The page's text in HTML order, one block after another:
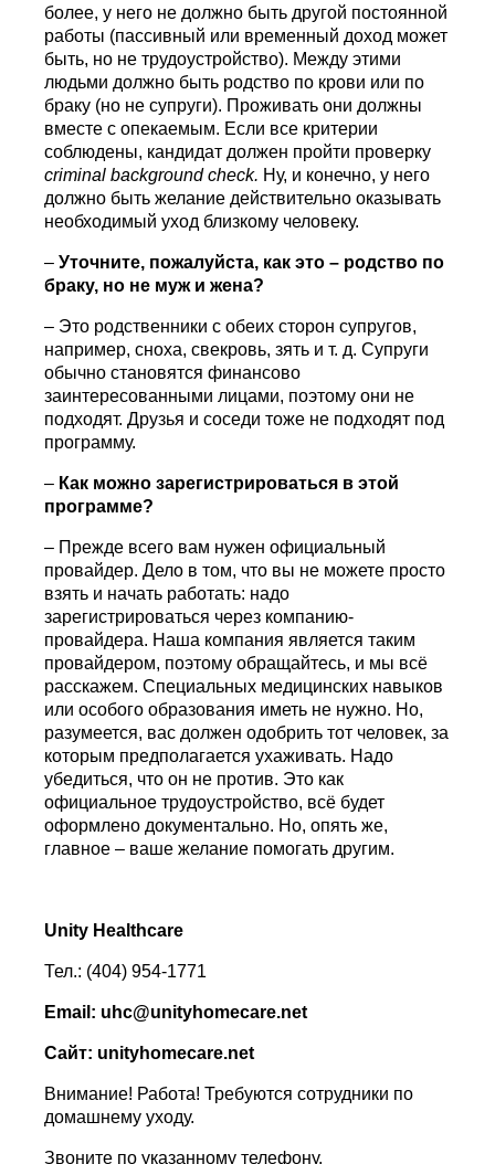
более, у него не должно быть другой постоянной
работы (пассивный или временный доход может
быть, но не трудоустройство). Между этими
людьми должно быть родство по крови или по
браку (но не супруги). Проживать они должны
вместе с опекаемым. Если все критерии
соблюдены, кандидат должен пройти проверку
criminal background check. Ну, и конечно, у него
должно быть желание действительно оказывать
необходимый уход близкому человеку.
–Уточните, пожалуйста, как это – родство по
браку, но не муж и жена?
– Это родственники с обеих сторон супругов,
например, сноха, свекровь, зять и т. д. Супруги
обычно становятся финансово
заинтересованными лицами, поэтому они не
подходят. Друзья и соседи тоже не подходят под
программу.
– Как можно зарегистрироваться в этой
программе?
– Прежде всего вам нужен официальный
провайдер. Дело в том, что вы не можете просто
взять и начать работать: надо
зарегистрироваться через компанию-
провайдера. Наша компания является таким
провайдером, поэтому обращайтесь, и мы всё
расскажем. Специальных медицинских навыков
или особого образования иметь не нужно. Но,
разумеется, вас должен одобрить тот человек, за
которым предполагается ухаживать. Надо
убедиться, что он не против. Это как
официальное трудоустройство, всё будет
оформлено документально. Но, опять же,
главное – ваше желание помогать другим.
Unity Healthcare
Тел.: (404) 954-1771
Email: uhc@unityhomecare.net
Сайт: unityhomecare.net
Внимание! Работа! Требуются сотрудники по
домашнему уходу.
Звоните по указанному телефону.